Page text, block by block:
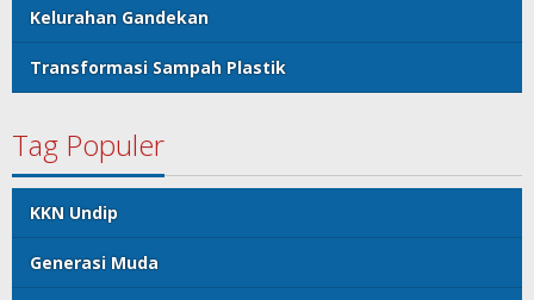
Kelurahan Gandekan
Transformasi Sampah Plastik
Tag Populer
KKN Undip
Generasi Muda